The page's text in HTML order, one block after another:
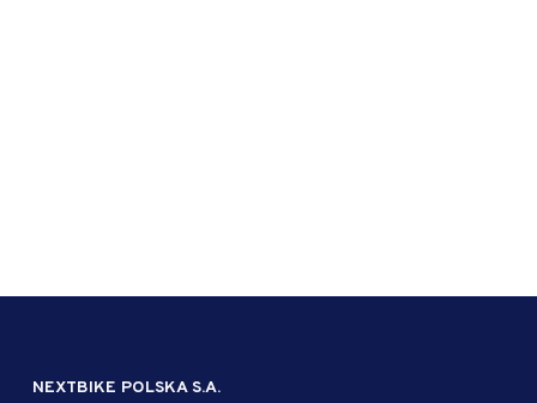
NEXTBIKE POLSKA S.A.